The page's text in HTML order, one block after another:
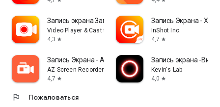
Запись экрана Запись видео
Video Player & Cast to TV
4,3 star
Запись Экрана -
InShot Inc.
4,7 star
Запись Экрана - AZ Recorder
AZ Screen Recorder
4,7 star
Запись экрана -
Kevin's Lab
4,0 star
flag Пожаловаться